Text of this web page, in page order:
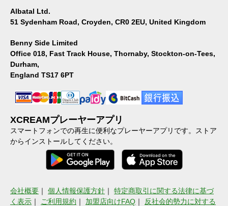
Albatal Ltd.
51 Sydenham Road, Croyden, CR0 2EU, United Kingdom
Benny Side Limited
Office 018, Fast Track House, Thornaby, Stockton-on-Tees,
Durham,
England TS17 6PT
XCREAMプレーヤーアプリ
スマートフォンでの再生に便利なプレーヤーアプリです。ストア
からインストールしてください。
会社概要 ｜ 個人情報保護方針 ｜ 特定商取引に関する法律に基づ
く表示 ｜ ご利用規約 ｜ 加盟店向けFAQ ｜ 反社会的勢力に対する